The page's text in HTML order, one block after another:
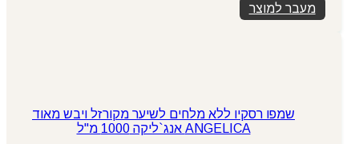
מעבר למוצר
שמפו רסקיו ללא מלחים לשיער מקורזל ויבש מאוד
ANGELICA אנג`ליקה 1000 מ"ל